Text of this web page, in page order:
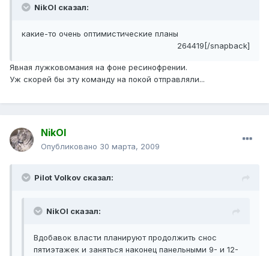
NikOl сказал:
какие-то очень оптимистические планы
264419[/snapback]
Явная лужковомания на фоне ресинофрении.
Уж скорей бы эту команду на покой отправляли...
NikOl
Опубликовано 30 марта, 2009
Pilot Volkov сказал:
NikOl сказал:
Вдобавок власти планируют продолжить снос
пятиэтажек и заняться наконец панельными 9- и 12-